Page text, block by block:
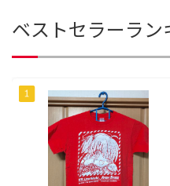
ベストセラーラン